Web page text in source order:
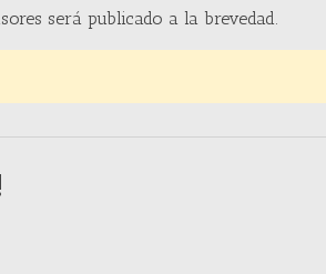
será publicado a la brevedad.